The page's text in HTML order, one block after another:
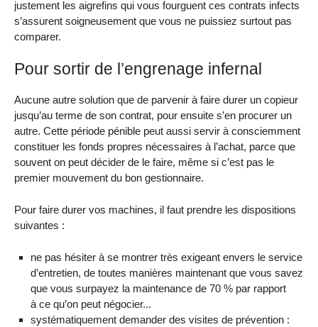
justement les aigrefins qui vous fourguent ces contrats infects
s’assurent soigneusement que vous ne puissiez surtout pas
comparer.
Pour sortir de l’engrenage infernal
Aucune autre solution que de parvenir à faire durer un copieur
jusqu’au terme de son contrat, pour ensuite s’en procurer un
autre. Cette période pénible peut aussi servir à consciemment
constituer les fonds propres nécessaires à l’achat, parce que
souvent on peut décider de le faire, même si c’est pas le
premier mouvement du bon gestionnaire.
Pour faire durer vos machines, il faut prendre les dispositions
suivantes :
ne pas hésiter à se montrer très exigeant envers le service
d’entretien, de toutes manières maintenant que vous savez
que vous surpayez la maintenance de 70 % par rapport
à ce qu’on peut négocier...
systématiquement demander des visites de prévention :